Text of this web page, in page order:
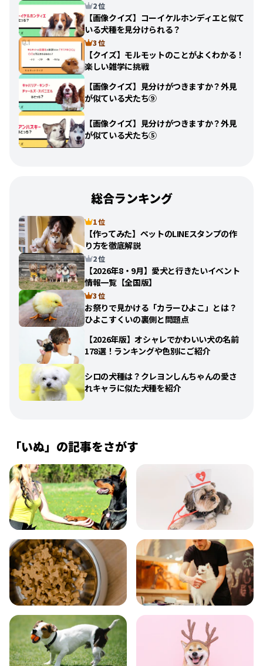
2 位
【画像クイズ】コーイケルホンディエと似て
いる犬種を見分けられる？
3 位
【クイズ】モルモットのことがよくわかる！
楽しい雑学に挑戦
【画像クイズ】見分けがつきますか？外見
が似ている犬たち⑨
【画像クイズ】見分けがつきますか？外見
が似ている犬たち⑤
総合ランキング
1 位
【作ってみた】ペットのLINEスタンプの作
り方を徹底解説
2 位
【2026年8・9月】愛犬と行きたいイベント
情報一覧【全国版】
3 位
お祭りで見かける「カラーひよこ」とは？
ひよこすくいの裏側と問題点
【2026年版】オシャレでかわいい犬の名前
178選！ランキングや色別にご紹介
シロの犬種は？クレヨンしんちゃんの愛さ
れキャラに似た犬種を紹介
「いぬ」の記事をさがす
飼い方 健康
食事 お手入れ